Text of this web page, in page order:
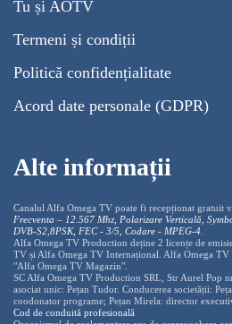
Tu și AOTV
Termeni și condiții
Politică confidențialitate
Acord date personale (GDPR)
Alte informații
Canalul Alfa Omega TV poate fi recepționat gratuit
Frecventa – 12.567 Mhz, Polarizare Verticală,
DVB-S2,8PSK, FEC - 3/5, Codare - MPEG-4
Alfa Omega TV Production deține 2 licențe de
TV și Alfa Omega TV Internațional. Alfa Omega TV
"Alfa Omega TV Magazin".
SC Alfa Omega TV Production SRL, Str Aurel Pop
asociat unic: Pețan Tudor. Conducerea societății:
coodonator programe; Pețan Mirela: director
Cod de conduită profesională